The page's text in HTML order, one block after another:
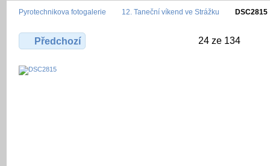
Pyrotechnikova fotogalerie 12. Taneční víkend ve Strážku DSC2815
Předchozí 24 ze 134